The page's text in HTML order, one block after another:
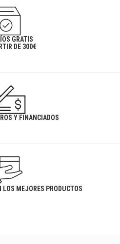
GRATIS
DE 300€
Y FINANCIADOS
LOS MEJORES PRODUCTOS